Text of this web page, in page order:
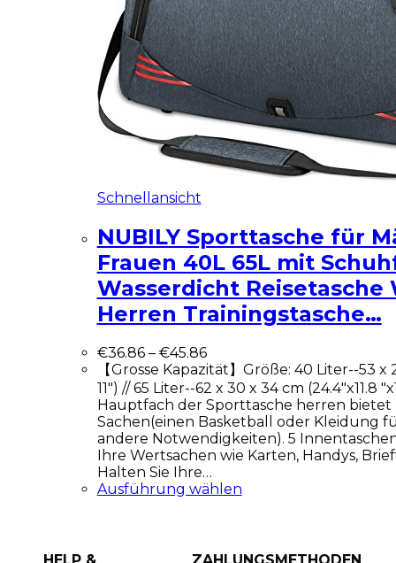
Schnellansicht
NUBILY Sporttasche für
Frauen 40L 65L mit
Wasserdicht Reisetasche
Herren Trainingstasche…
€36.86– €45.86
【Grosse Kapazität】Größe: 40 Liter--53 x
11") // 65 Liter--62 x 30 x 34 cm (24.4"x11.8
Hauptfach der Sporttasche herren bietet
Sachen(einen Basketball oder Kleidung
andere Notwendigkeiten). 5
Ihre Wertsachen wie Karten, Handys,
Halten Sie Ihre…
Ausführung wählen
HELP & ZAHLUNGSMETHODEN